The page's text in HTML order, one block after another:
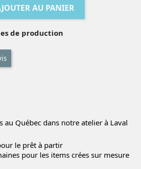
AU PANIER
de production
au Québec dans notre atelier à Laval
le prêt à partir
pour les items crées sur mesure